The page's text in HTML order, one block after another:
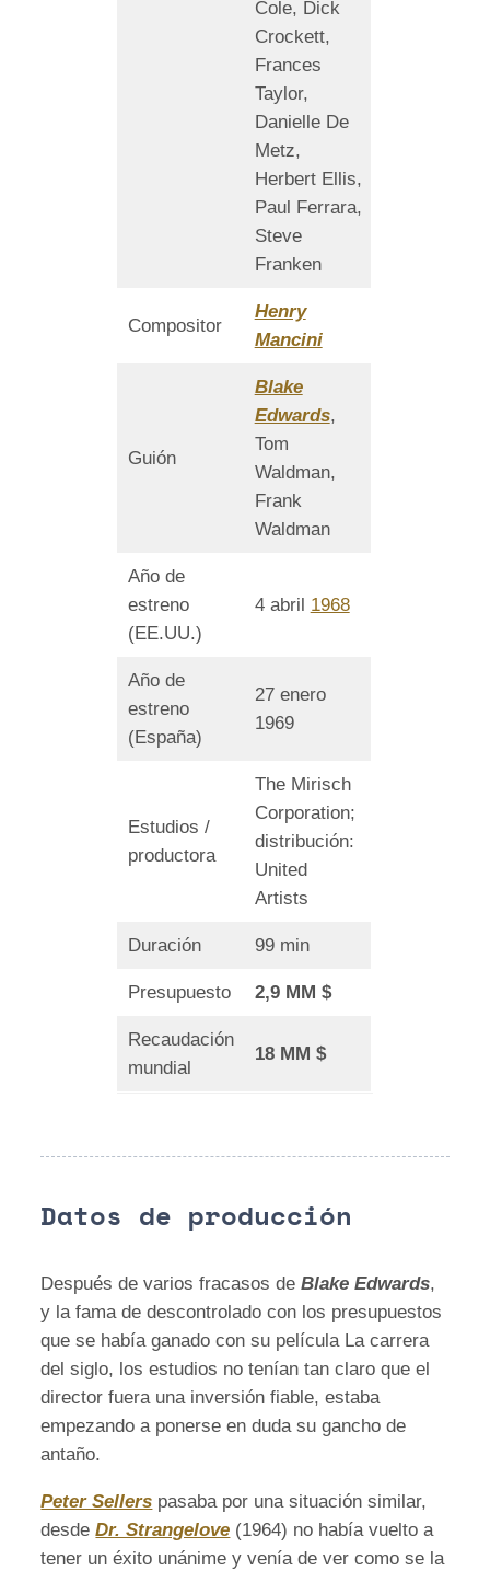
Cole, Dick
Crockett,
Frances
Taylor,
Danielle De
Metz,
Herbert Ellis,
Paul Ferrara,
Steve
Franken
Compositor
Henry
Mancini
Guión
Blake
Edwards,
Tom
Waldman,
Frank
Waldman
Año de
estreno
(EE.UU.)
4 abril 1968
Año de
estreno
(España)
27 enero
1969
Estudios /
productora
The Mirisch
Corporation;
distribución:
United
Artists
Duración 99 min
Presupuesto 2,9 MM $
Recaudación
mundial
18 MM $
Datos de producción
Después de varios fracasos deBlake Edwards,
y la fama de descontrolado con los presupuestos
que se había ganado con su película La carrera
del siglo, los estudios no tenían tan claro que el
director fuera una inversión fiable, estaba
empezando a ponerse en duda su gancho de
antaño.
Peter Sellers pasaba por una situación similar,
desdeDr. Strangelove (1964) no había vuelto a
tener un éxito unánime y venía de ver como se la